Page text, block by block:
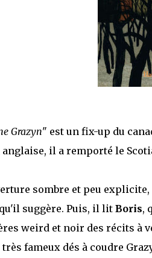
Grazyn" est un fix-up du
il a remporté le
sombre et peu
suggère. Puis, il lit Boris,
weird et noir des récits à
fameux dés à coudre